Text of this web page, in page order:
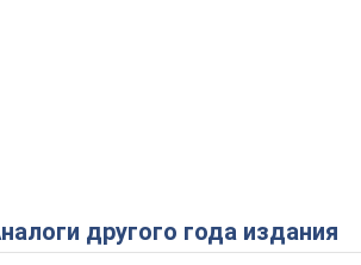
Аналоги другого года издания